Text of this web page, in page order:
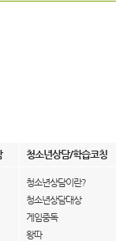
청소년상담/학습코칭
청소년상담이란?
청소년상담대상
게임중독
왕따